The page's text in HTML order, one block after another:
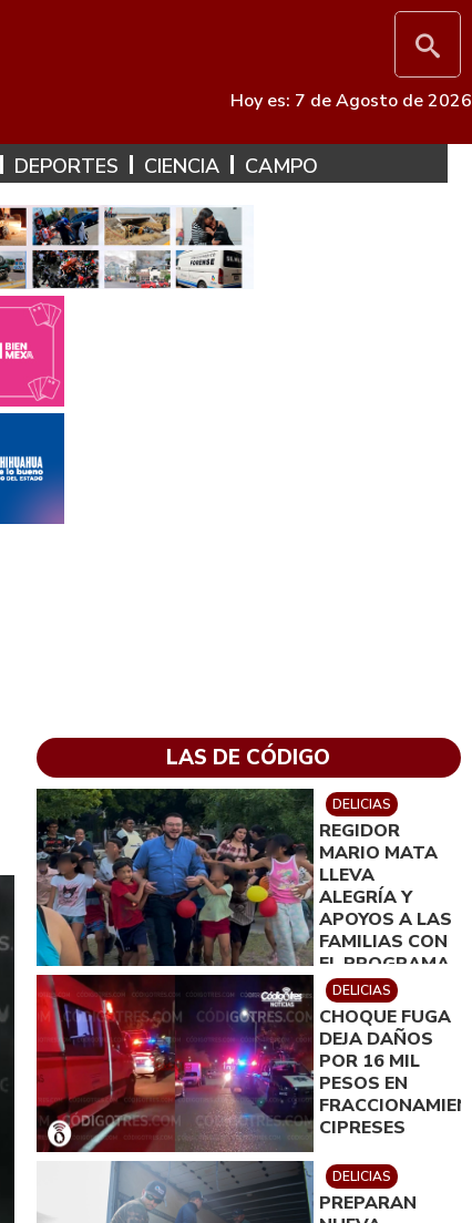
Hoy es: 7 de Agosto de 2026
DEPORTES CIENCIA CAMPO
LAS DE CÓDIGO
DELICIAS
REGIDOR
MARIO MATA
LLEVA
ALEGRÍA Y
APOYOS A LAS
FAMILIAS CON
EL PROGRAMA
´REGIDOR EN
TU COLONIA´
DELICIAS
CHOQUE FUGA
DEJA DAÑOS
POR 16 MIL
PESOS EN
CIPRESES
DELICIAS
PREPARAN